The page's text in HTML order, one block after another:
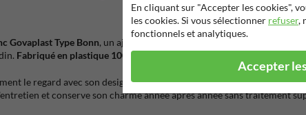
Govaplast Type Bonn, un ajout élégant à tout espace extérieur.
Fabriqué en plastique 100% recyclé , le Type Bonn garantit un
le regard avec son design bicolore, mais il est aussi un modèle
et conserve son charme année après année sans traitement
En cliquant sur "Accepter les cookies",
les cookies. Si vous sélectionner refuser,
fonctionnels et analytiques.
Accepter